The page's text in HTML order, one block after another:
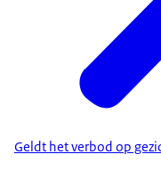
Geldt het verbod op